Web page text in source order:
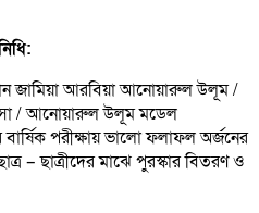
জামিয়া আরবিয়া আনোয়ারুল উলূম /
/ আনোয়ারুল উলূম মডেল
পরীক্ষায় ভালো ফলাফল অর্জনের
– ছাত্রীদের মাঝে পুরস্কার বিতরণ ও